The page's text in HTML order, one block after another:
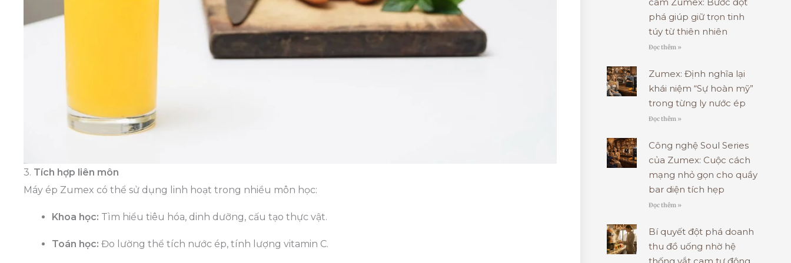
3. Tích hợp liên môn
Máy ép Zumex có thể sử dụng linh hoạt trong nhiều môn học:
Khoa học: Tìm hiểu tiêu hóa, dinh dưỡng, cấu tạo thực vật.
Toán học: Đo lường thể tích nước ép, tính lượng vitamin C.
phá giúp giữ trọn tinh
túy từ thiên nhiên
Đọc thêm »
Zumex: Định nghĩa lại
khái niệm “Sự hoàn mỹ”
trong từng ly nước ép
Đọc thêm »
Công nghệ Soul Series
của Zumex: Cuộc cách
mạng nhỏ gọn cho quầy
bar diện tích hẹp
Đọc thêm »
Bí quyết đột phá doanh
thu đồ uống nhờ hệ
thống vắt cam tự động